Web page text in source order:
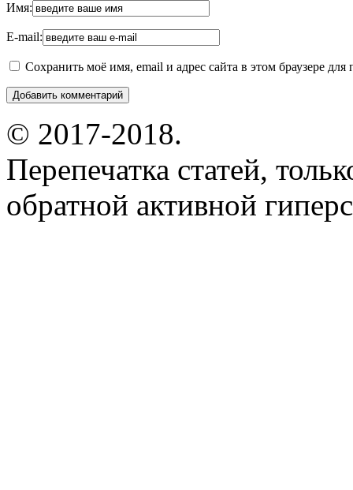
Имя:
E-mail:
Сохранить моё имя, email и адрес сайта в этом браузере
© 2017-2018.
Перепечатка статей,
обратной активной